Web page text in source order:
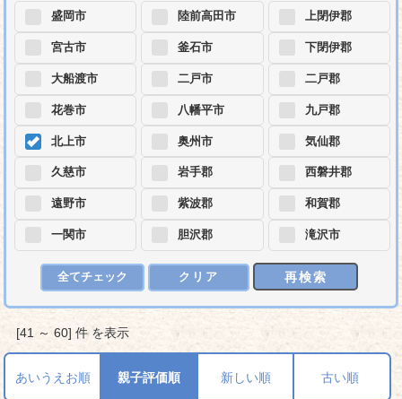
盛岡市
宮古市
大船渡市
花巻市
北上市
久慈市
遠野市
一関市
陸前高田市
釜石市
二戸市
八幡平市
奥州市
岩手郡
紫波郡
胆沢郡
上閉伊郡
下閉伊郡
二戸郡
九戸郡
気仙郡
西磐井郡
和賀郡
滝沢市
全てチェック クリア 再検索
[41 ～ 60] 件 を表示
あいうえお順 親子評価順 新しい順 古い順